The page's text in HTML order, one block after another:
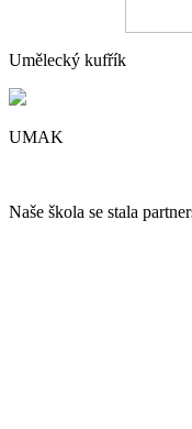
Umělecký kufřík
UMAK
Naše škola se stala